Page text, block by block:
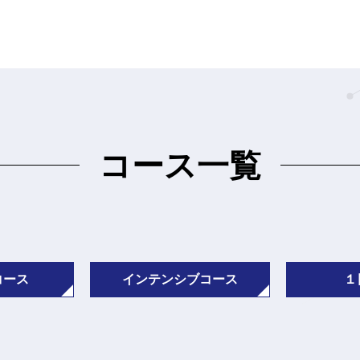
コース一覧
ース インテンシブコース